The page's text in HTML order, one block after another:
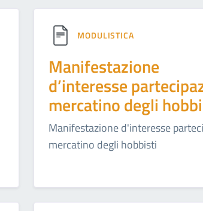
MODULISTICA
Manifestazione
d’interesse
mercatino degli
Manifestazione d'interesse
mercatino degli hobbisti